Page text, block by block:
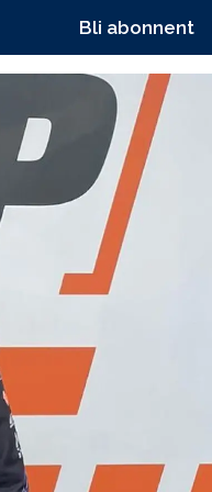
Bli abonnent